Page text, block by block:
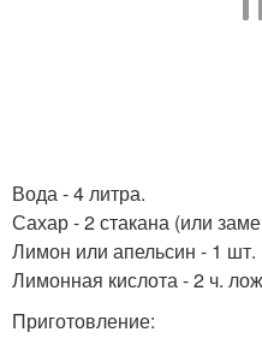
Вода - 4 литра.
Сахар - 2 стакана (или
Лимон или апельсин - 1 шт.
Лимонная кислота - 2 ч.
Приготовление: